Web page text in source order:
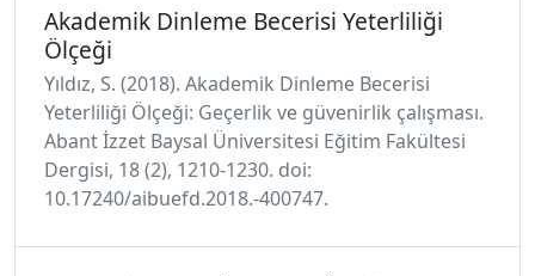
Akademik Dinleme Becerisi Yeterliliği
Ölçeği
Yıldız, S. (2018). Akademik Dinleme Becerisi
Yeterliliği Ölçeği: Geçerlik ve güvenirlik çalışması.
Abant İzzet Baysal Üniversitesi Eğitim Fakültesi
Dergisi, 18 (2), 1210-1230. doi:
10.17240/aibuefd.2018.-400747.